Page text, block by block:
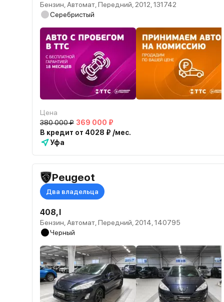
Бензин, Автомат, Передний, 2012, 131742
Серебристый
Цена
380 000 ₽ 369 000 ₽
В кредит от 4028 ₽ /мес.
Уфа
Peugeot
Два владельца
408, I
Бензин, Автомат, Передний, 2014, 140795
Черный